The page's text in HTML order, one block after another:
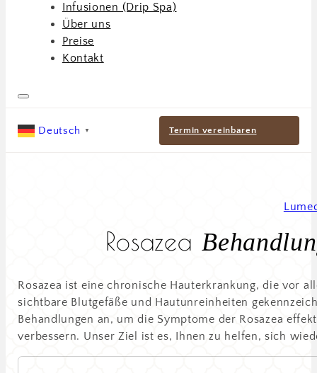
Infusionen (Drip Spa)
Über uns
Preise
Kontakt
Deutsch ▼ Termin vereinbaren
Rosazea
Rosazea ist eine chronische Hauterkrankung, die vor
sichtbare Blutgefäße und Hautunreinheiten
Behandlungen an, um die Symptome der Rosazea
verbessern. Unser Ziel ist es, Ihnen zu helfen, sich